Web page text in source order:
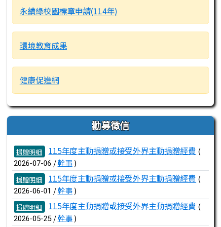
永續綠校園標章申請(114年)
環境教育成果
健康促進網
勸募徵信
文章列表
捐贈明細 115年度主動捐贈或接受外界主動捐贈經費 (
2026-07-06 /幹事)
捐贈明細 115年度主動捐贈或接受外界主動捐贈經費 (
2026-06-01 /幹事)
捐贈明細 115年度主動捐贈或接受外界主動捐贈經費 (
2026-05-25 /幹事)